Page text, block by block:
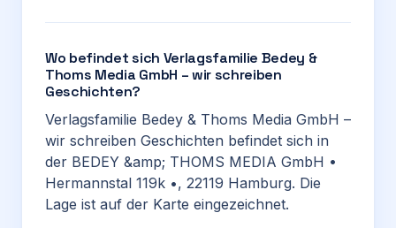
Wo befindet sich Verlagsfamilie Bedey &
Thoms Media GmbH – wir schreiben
Geschichten?
Verlagsfamilie Bedey & Thoms Media GmbH –
wir schreiben Geschichten befindet sich in
der BEDEY &amp; THOMS MEDIA GmbH •
Hermannstal 119k •, 22119 Hamburg. Die
Lage ist auf der Karte eingezeichnet.